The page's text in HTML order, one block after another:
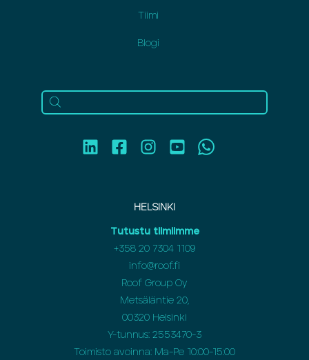
Tiimi
Blogi
HELSINKI
Tutustu tiimiimme
+358 20 7304 1109
info@roof.fi
Roof Group Oy
Metsäläntie 20,
00320 Helsinki
Y-tunnus: 2553470-3
Toimisto avoinna: Ma-Pe 10:00-15:00